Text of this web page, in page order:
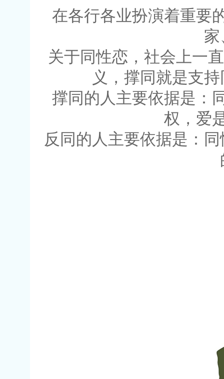
在各行各业扮演着重要
家
关于同性恋，社会上一
义，撑同就是支
撑同的人主要依据是：
权，爱
反同的人主要依据是：